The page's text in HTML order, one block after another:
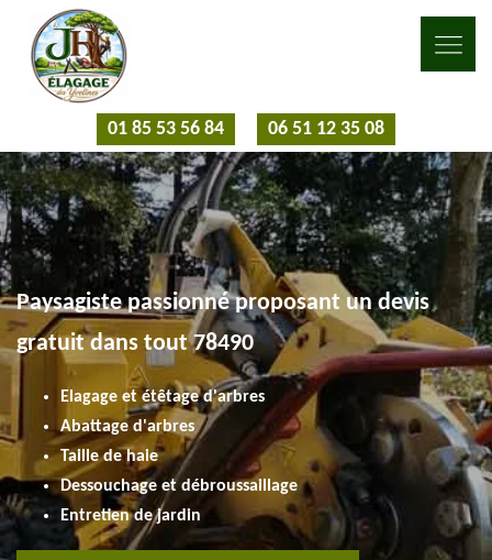
01 85 53 56 84 06 51 12 35 08
Paysagiste passionné proposant un devis
gratuit dans tout 78490
Elagage et étêtage d'arbres
Abattage d'arbres
Taille de haie
Dessouchage et débroussaillage
Entretien de jardin